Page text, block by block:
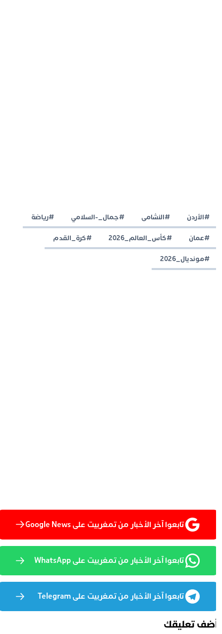
#الأردن #النشامى #جمال_-السلامي #رياضة
#عمان #كأس_العالم_2026 #كرة_القدم
#مونديال_2026
تابعوا آخر الأخبار من تمغربيت على Google News
تابعوا آخر الأخبار من تمغربيت على WhatsApp
تابعوا آخر الأخبار من تمغربيت على Telegram
تعليقك